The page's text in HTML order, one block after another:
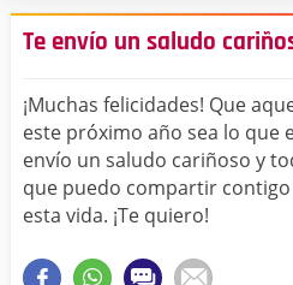
MAMA
SOBRINA
HERMANO
NOVIA
PAPA
Te envío un saludo
¡Muchas felicidades! Que
este próximo año sea lo que
envío un saludo cariñoso y
que puedo compartir
esta vida. ¡Te quiero!